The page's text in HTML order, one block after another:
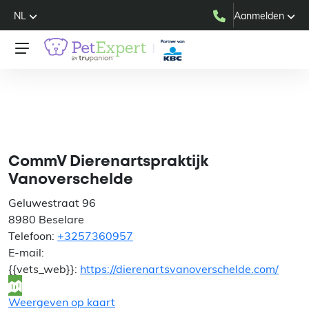
NL Aanmelden
CommV Dierenartspraktijk
Vanoverschelde
Geluwestraat 96
8980 Beselare
Telefoon: +3257360957
E-mail:
{{vets_web}}: https://dierenartsvanoverschelde.com/
Weergeven op kaart